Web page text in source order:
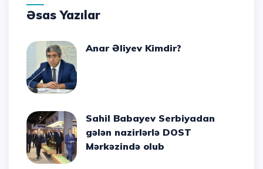
Əsas Yazılar
Anar Əliyev Kimdir?
Sahil Babayev Serbiyadan
gələn nazirlərlə DOST
Mərkəzində olub